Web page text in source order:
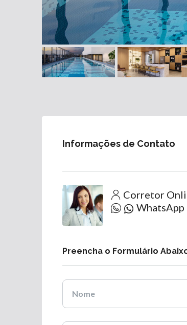
Informações de Contato
Corretor
WhatsApp
Preencha o Formulário